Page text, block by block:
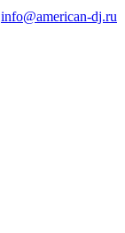
info@american-dj.ru